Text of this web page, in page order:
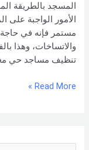
المسجد بالطريقة
الأمور الواجبة على
مستمر فإنه في حاجة
والاتساخات، وهذا
تنظيف مساجد حي
Read More »